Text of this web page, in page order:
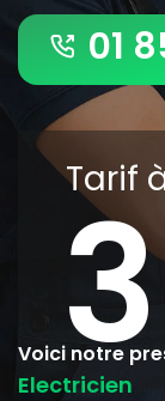
01
Tarif
Voici notre
Electricien